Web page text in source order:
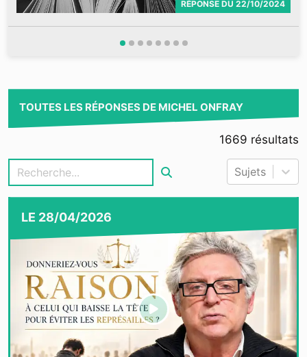
RÉPONSE DU 22/10/2024
TOUTES LES RÉPONSES DE MICHEL ONFRAY
1669 résultats
Sujets
LE 28/04/2026